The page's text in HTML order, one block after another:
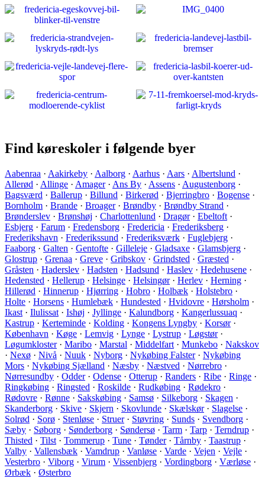
Find køreskoler i følgende byer
Aabenraa · Aakirkeby · Aalborg · Aarhus · Aars · Albertslund ·
Allerød · Allinge · Amager· Ans By · Assens · Augustenborg ·
Bagsværd · Ballerup · Billund · Birkerød · Bjerringbro · Bogense ·
Bornholm · Brande · Broager· Brøndby · Brøndby Strand ·
Brønderslev · Brønshøj · Charlottenlund · Dragør· Ebeltoft ·
Esbjerg · Farum · Fredensborg · Fredericia · Frederiksberg ·
Frederikshavn · Frederikssund · Frederiksværk · Fuglebjerg ·
Faaborg · Galten · Gentofte · Gilleleje · Gladsaxe · Glamsbjerg ·
Glostrup · Grenaa · Greve · Gribskov · Grindsted · Græsted ·
Gråsten · Haderslev · Hadsten · Hadsund · Haslev · Hedehusene ·
Hedensted · Hellerup · Helsinge · Helsingør· Herlev · Herning ·
Hillerød · Hinnerup · Hjørring · Hobro · Holbæk · Holstebro ·
Holte · Horsens · Humlebæk · Hundested · Hvidovre · Hørsholm ·
Ikast · Ilulissat · Ishøj · Jyllinge · Kalundborg · Kangerlussuaq ·
Kastrup · Kerteminde · Kolding · Kongens Lyngby · Korsør·
København · Køge · Lemvig · Lynge · Lystrup · Løgstør·
Løgumkloster· Maribo · Marstal · Middelfart · Munkebo · Nakskov
· Nexø · Nivå · Nuuk · Nyborg · Nykøbing Falster· Nykøbing
Mors · Nykøbing Sjælland · Næsby · Næstved · Nørrebro ·
Nørresundby · Odder· Odense · Otterup · Randers · Ribe · Ringe ·
Ringkøbing · Ringsted · Roskilde · Rudkøbing · Rødekro ·
Rødovre · Rønne · Sakskøbing · Samsø · Silkeborg · Skagen ·
Skanderborg · Skive · Skjern · Skovlunde · Skælskør· Slagelse ·
Solrød · Sorø · Stenløse · Struer· Støvring · Sunds · Svendborg ·
Sæby · Søborg · Sønderborg · Søndersø · Tarm · Tarp · Terndrup ·
Thisted · Tilst · Tommerup · Tune · Tønder· Tårnby · Taastrup ·
Valby · Vallensbæk · Vamdrup · Vanløse · Varde · Vejen · Vejle ·
Vesterbro · Viborg · Virum · Vissenbjerg · Vordingborg · Værløse ·
Ørbæk · Østerbro